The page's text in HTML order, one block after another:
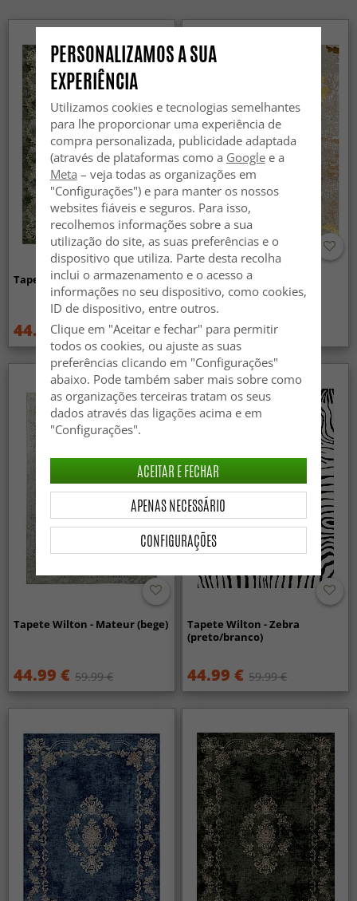
Tapete Wilton - Taknis (verde)
44.99 € 59.99 €
Tapete Wilton - Elena
(bege/dourado)
44.99 € 59.99 €
Tapete Wilton - Mateur (bege)
44.99 € 59.99 €
Tapete Wilton - Zebra
(preto/branco)
44.99 € 59.99 €
PERSONALIZAMOS A SUA
EXPERIÊNCIA
Utilizamos cookies e tecnologias semelhantes
para lhe proporcionar uma experiência de
compra personalizada, publicidade adaptada
(através de plataformas como a Googlee a
Meta – veja todas as organizações em
"Configurações") e para manter os nossos
websites fiáveis e seguros. Para isso,
recolhemos informações sobre a sua
utilização do site, as suas preferências e o
dispositivo que utiliza. Parte desta recolha
inclui o armazenamento e o acesso a
informações no seu dispositivo, como cookies,
ID de dispositivo, entre outros.
Clique em "Aceitar e fechar" para permitir
todos os cookies, ou ajuste as suas
preferências clicando em "Configurações"
abaixo. Pode também saber mais sobre como
as organizações terceiras tratam os seus
dados através das ligações acima e em
"Configurações".
CONFIGURAÇÕES
APENAS NECESSÁRIO
ACEITAR E FECHAR